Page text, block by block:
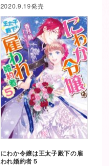
2020.9.19発売
にわか令嬢は王太子殿下の雇
われ婚約者５